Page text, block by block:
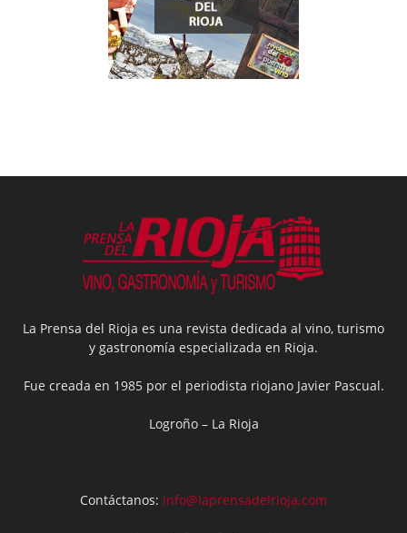
La Prensa del Rioja es una revista dedicada al vino, turismo
y gastronomía especializada en Rioja.
Fue creada en 1985 por el periodista riojano Javier Pascual.
Logroño – La Rioja
Contáctanos: info@laprensadelrioja.com